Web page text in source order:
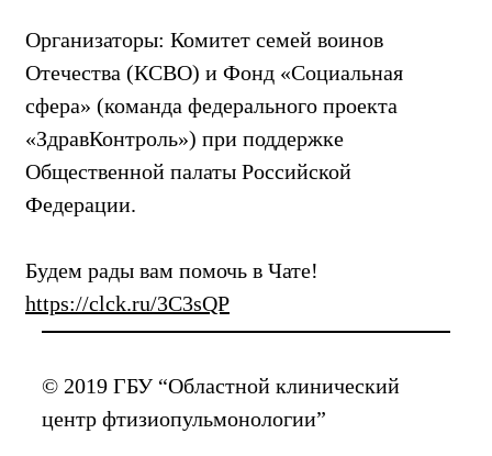
Организаторы: Комитет семей воинов
Отечества (КСВО) и Фонд «Социальная
сфера» (команда федерального проекта
«ЗдравКонтроль») при поддержке
Общественной палаты Российской
Федерации.
Будем рады вам помочь в Чате!
https://clck.ru/3C3sQP
© 2019 ГБУ “Областной клинический
центр фтизиопульмонологии”